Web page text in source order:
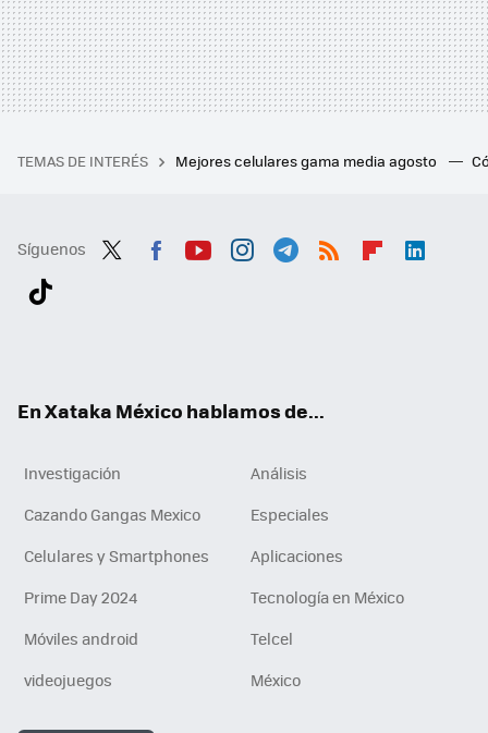
TEMAS DE INTERÉS Mejores celulares gama media agosto
Síguenos
En Xataka México hablamos de...
Investigación
Análisis
Cazando Gangas Mexico
Especiales
Celulares y Smartphones
Aplicaciones
Prime Day 2024
Tecnología en México
Móviles android
Telcel
videojuegos
México